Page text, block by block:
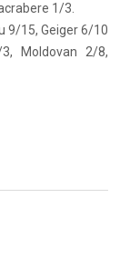
1/3.
9/15, Geiger 6/10
Moldovan 2/8,